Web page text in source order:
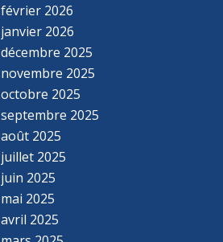
février 2026
janvier 2026
décembre 2025
novembre 2025
octobre 2025
septembre 2025
août 2025
juillet 2025
juin 2025
mai 2025
avril 2025